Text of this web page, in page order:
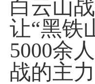
白云山
让“黑铁
5000余
战的主力